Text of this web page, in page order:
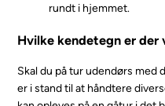
rundt i hjemmet.
Hvilke kendetegn er der
Skal du på tur udendørs med
er i stand til at håndtere